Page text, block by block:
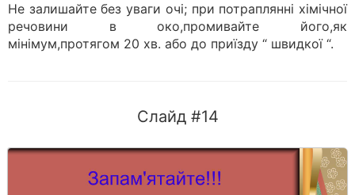
Не залишайте без уваги очі; при потраплянні хімічної
речовини в око,промивайте його,як
мінімум,протягом 20 хв. або до приїзду “ швидкої “.
Слайд #14